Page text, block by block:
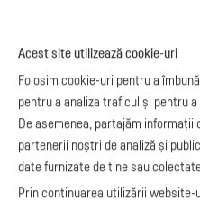
Exemple de facturi
Model factură
Manual de
facturare
Legislaţie facturi
Facturare online
blog.factureaza.ro
e-
API e-
e-
Acest site utilizează cookie-uri
Folosim cookie-uri pentru a
pentru a analiza traficul și pentru
De asemenea, partajăm
partenerii noștri de analiză și
date furnizate de tine sau
Prin continuarea utilizării